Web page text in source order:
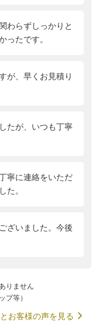
わらずしっかりと
ったです。
が、早くお見積り
たが、いつも丁寧
寧に連絡をいただ
た。
ざいました。今後
りません
プ等）
お客様の声を見る